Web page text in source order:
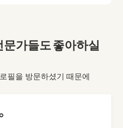
가들도 좋아하실
필을 방문하셨기 때문에